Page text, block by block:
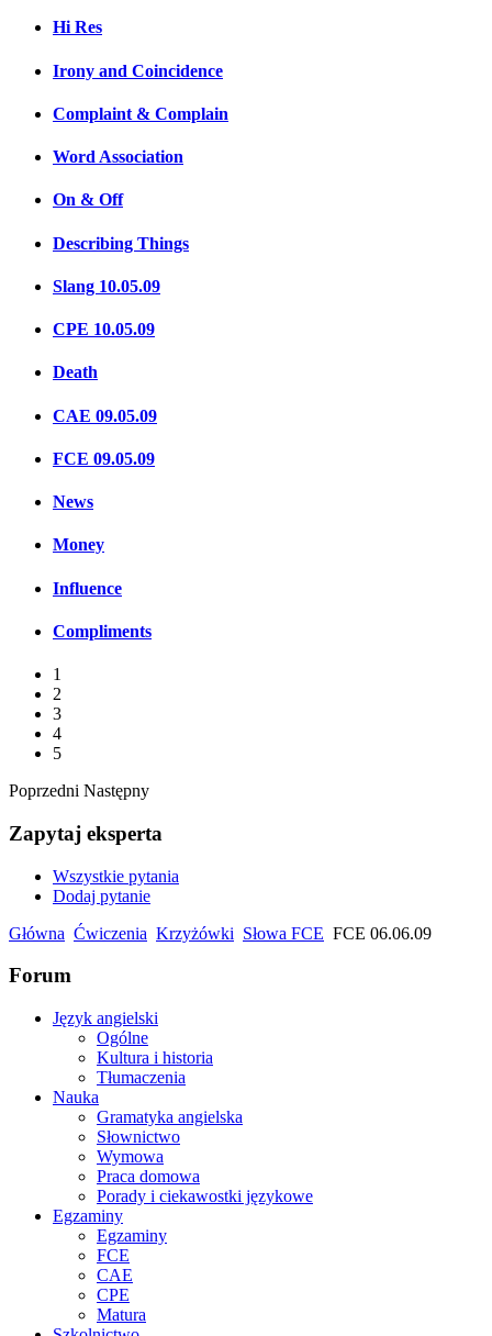
Hi Res
Irony and Coincidence
Complaint & Complain
Word Association
On & Off
Describing Things
Slang 10.05.09
CPE 10.05.09
Death
CAE 09.05.09
FCE 09.05.09
News
Money
Influence
Compliments
1
2
3
4
5
Poprzedni Następny
Zapytaj eksperta
Wszystkie pytania
Dodaj pytanie
Główna Ćwiczenia Krzyżówki Słowa FCE FCE 06.06.09
Forum
Język angielski
Ogólne
Kultura i historia
Tłumaczenia
Nauka
Gramatyka angielska
Słownictwo
Wymowa
Praca domowa
Porady i ciekawostki językowe
Egzaminy
Egzaminy
FCE
CAE
CPE
Matura